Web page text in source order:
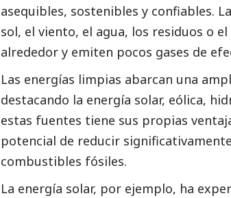
asequibles, sostenibles y confiables.
sol, el viento, el agua, los residuos o
alrededor y emiten pocos gases de
Las energías limpias abarcan una
destacando la energía solar, eólica,
estas fuentes tiene sus propias
potencial de reducir
combustibles fósiles.
La energía solar, por ejemplo, ha